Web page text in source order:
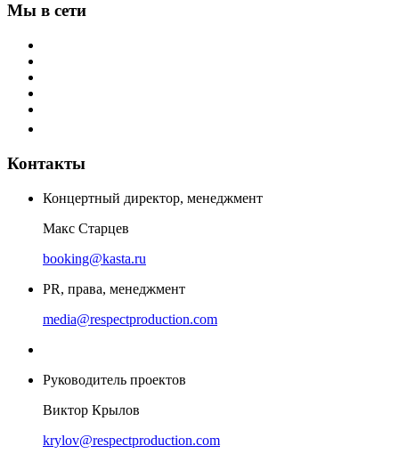
Мы в сети
Контакты
Концертный директор, менеджмент
Макс Старцев
booking@kasta.ru
PR, права, менеджмент
media@respectproduction.com
Руководитель проектов
Виктор Крылов
krylov@respectproduction.com